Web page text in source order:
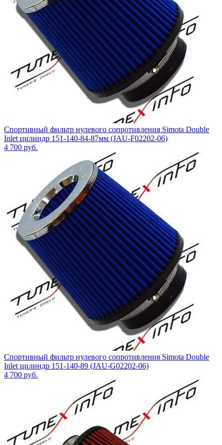
Спортивный фильтр нулевого сопротивления Simota Double
Inlet цилиндр 151-140-84-87мм (JAU-F02202-06)
4 700 руб.
Спортивный фильтр нулевого сопротивления Simota Double
Inlet цилиндр 151-140-89 (JAU-G02202-06)
4 700 руб.